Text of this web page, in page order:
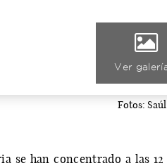
Ver
Fotos:
se han concentrado a las 12